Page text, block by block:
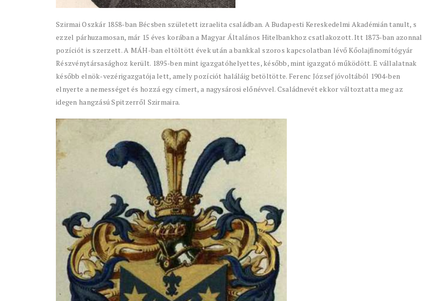
Szirmai Oszkár 1858-ban Bécsben született izraelita családban. A Budapesti Kereskedelmi Akadémián tanult, s
ezzel párhuzamosan, már 15 éves korában a Magyar Általános Hitelbankhoz csatlakozott. Itt 1873-ban azonnal
pozíciót is szerzett. A MÁH-ban eltöltött évek után a bankkal szoros kapcsolatban lévő Kőolajfinomítógyár
Részvénytársasághoz került. 1895-ben mint igazgatóhelyettes, később, mint igazgató működött. E vállalatnak
később elnök-vezérigazgatója lett, amely pozíciót haláláig betöltötte. Ferenc József jóvoltából 1904-ben
elnyerte a nemességet és hozzá egy címert, a nagysárosi előnévvel. Családnevét ekkor változtatta meg az
idegen hangzású Spitzerről Szirmaira.